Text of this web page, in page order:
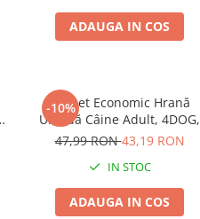
ADAUGA IN COS
-10%
Pachet Economic Hrană
Umedă Câine Adult, 4DOG,
Pui în sos, 24x100g
47,99 RON43,19 RON
IN STOC
ADAUGA IN COS